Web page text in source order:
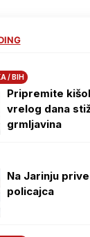
/ BIH
Pripremite
vrelog dana
grmljavina
Na Јarinju
policajca